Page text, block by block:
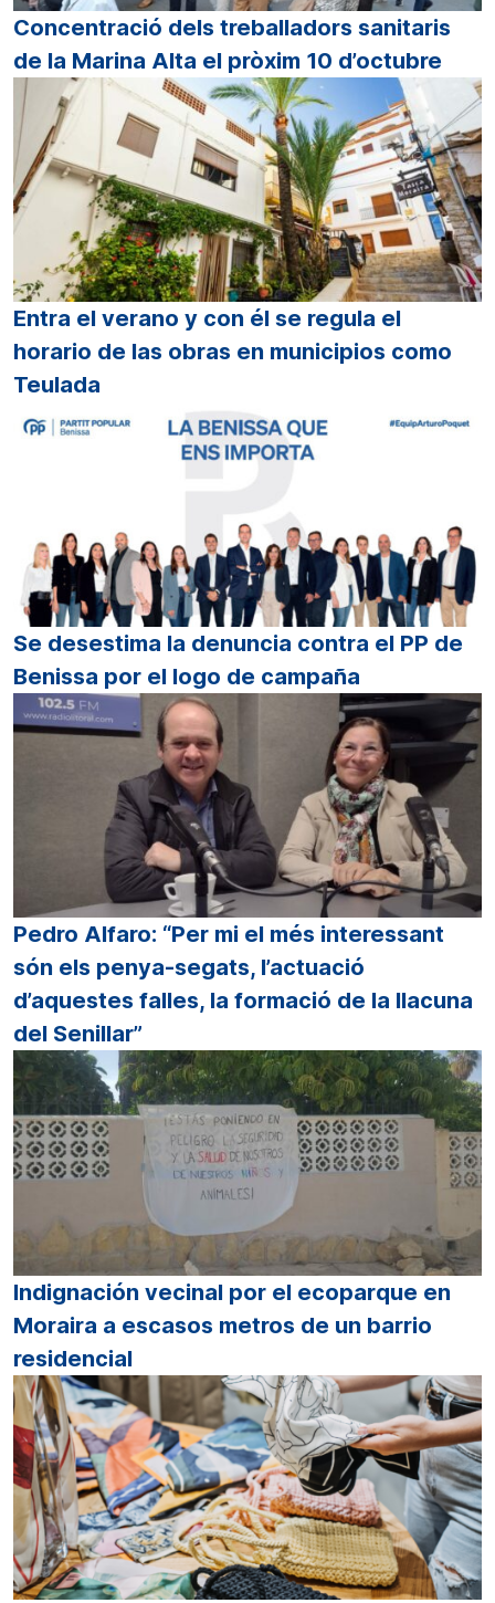
Concentració dels treballadors sanitaris
de la Marina Alta el pròxim 10 d’octubre
Entra el verano y con él se regula el
horario de las obras en municipios como
Teulada
Se desestima la denuncia contra el PP de
Benissa por el logo de campaña
Pedro Alfaro: “Per mi el més interessant
són els penya-segats, l’actuació
d’aquestes falles, la formació de la llacuna
del Senillar”
Indignación vecinal por el ecoparque en
Moraira a escasos metros de un barrio
residencial